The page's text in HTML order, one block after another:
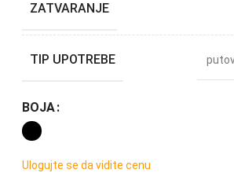
ZATVARANJE
TIP UPOTREBE
BOJA
Ulogujte se da vidite cenu